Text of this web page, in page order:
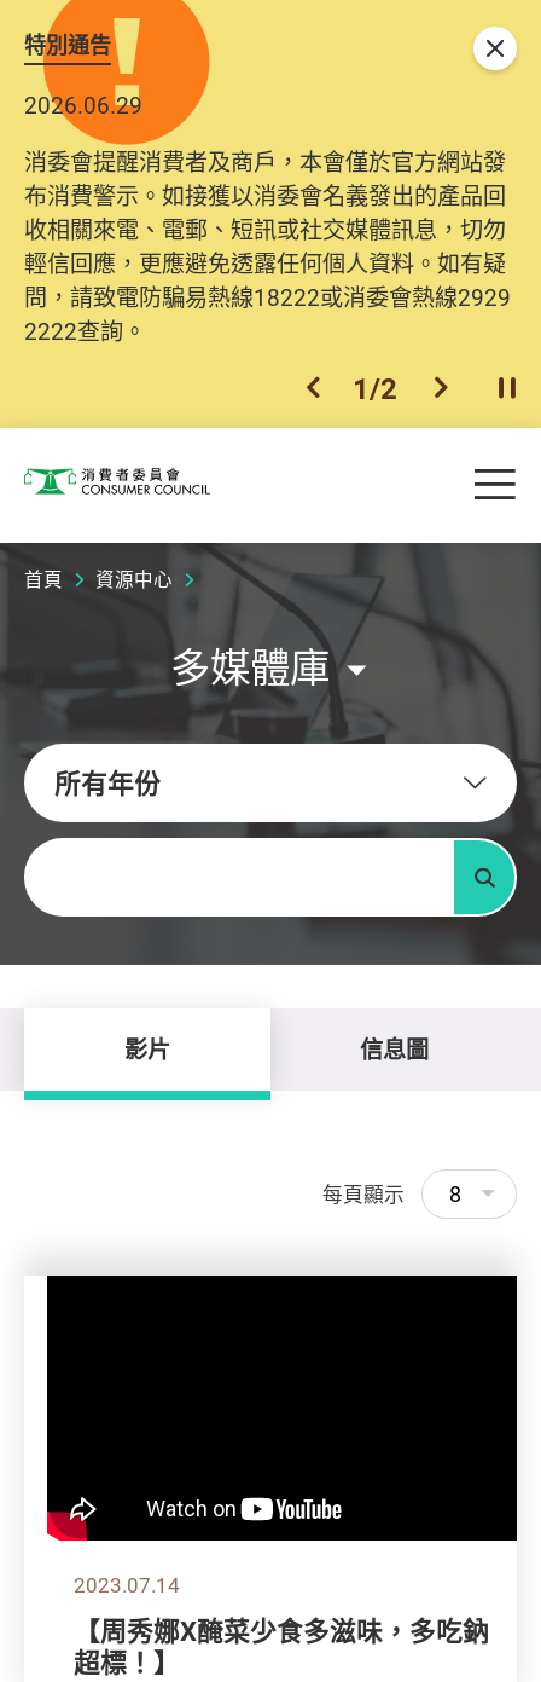
特別通告
2026.06.29
消委會提醒消費者及商戶，本會僅於官方網站發
布消費警示。如接獲以消委會名義發出的產品回
收相關來電、電郵、短訊或社交媒體訊息，切勿
輕信回應，更應避免透露任何個人資料。如有疑
問，請致電防騙易熱線18222或消委會熱線2929
2222查詢。
2025.10.31
為提升使用者體驗及網絡安全，本會的投訴處理
系統已經進行升級及推出新功能。由2025年11月
10日起，消費者需要提供基本聯絡資料（包括姓
名、電郵及電話）註冊帳戶，才可提交投訴、查
詢及建議。所有提交紀錄將清晰整合於帳戶中，
方便日後作出跟進。
上一個
2/2 下一個開
關閉
消費者委員會 目
首頁 資源中心
多媒體庫
所有年份
關鍵字
搜尋
影片 信息圖
每頁顯示 8
2023.07.14
【周秀娜X醃菜少食多滋味，多吃鈉
超標！】